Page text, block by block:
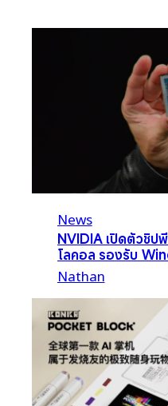
News
NVIDIA เปิดตัวชิป
โลคอล รองรับ
Nathan